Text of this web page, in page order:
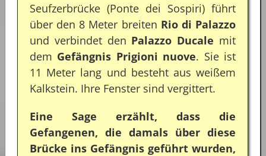
Seufzerbrücke (Ponte dei Sospiri) führt
über den 8 Meter breiten Rio di Palazzo
und verbindet den Palazzo Ducale mit
dem Gefängnis Prigioni nuove. Sie ist
11 Meter lang und besteht aus weißem
Kalkstein. Ihre Fenster sind vergittert.
Eine Sage erzählt, dass die
Gefangenen, die damals über diese
Brücke ins Gefängnis geführt wurden,